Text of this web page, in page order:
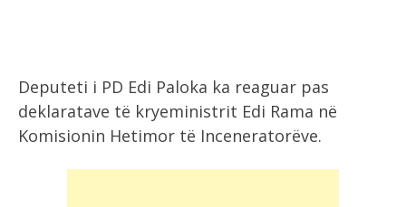
Deputeti i PD Edi Paloka ka reaguar pas
deklaratave të kryeministrit Edi Rama në
Komisionin Hetimor të Inceneratorëve.